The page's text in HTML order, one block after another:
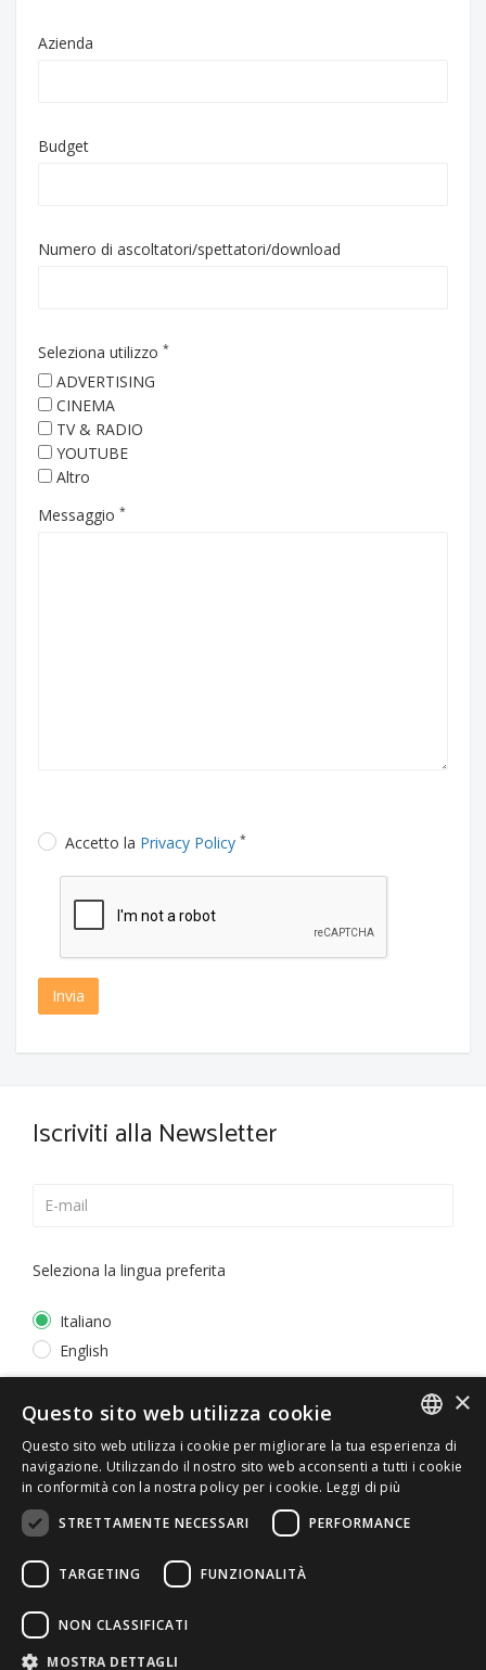
Azienda
Budget
Numero di ascoltatori/spettatori/download
Seleziona utilizzo *
ADVERTISING
CINEMA
TV & RADIO
YOUTUBE
Altro
Messaggio *
Accetto la Privacy Policy *
Invia
Iscriviti alla Newsletter
Seleziona la lingua preferita
Italiano
English
© 2026 ERGA srl - P.IVA 11173870152 | HALIDON srl -
ITALIAN
×
Questo sito web utilizza cookie
Questo sito web utilizza i cookie per migliorare la tua esperienza di
navigazione. Utilizzando il nostro sito web acconsenti a tutti i cookie
in conformità con la nostra policy per i cookie. Leggi di più
STRETTAMENTE NECESSARI
PERFORMANCE
TARGETING FUNZIONALITÀ
NON CLASSIFICATI
MOSTRA DETTAGLI